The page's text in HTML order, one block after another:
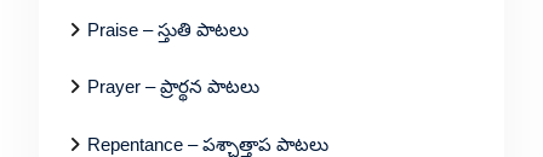
Praise – స్తుతి పాటలు
Prayer – ప్రార్థన పాటలు
Repentance – పశ్చాత్తాప పాటలు